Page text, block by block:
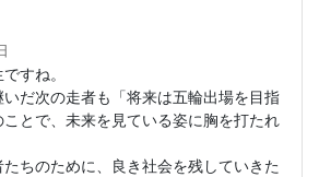
すね。
だ次の走者も「将来は五輪出場を目指
ことで、未来を見ている姿に胸を打たれ
たちのために、良き社会を残していきた